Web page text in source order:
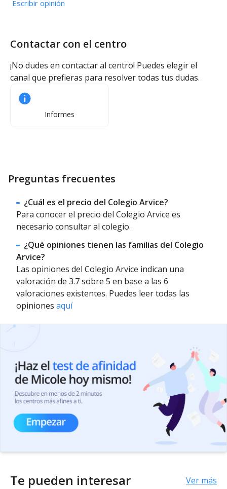
Escribir opinión
Contactar con el centro
¡No dudes en contactar al centro! Puedes elegir el
canal que prefieras para resolver todas tus dudas.
Informes
Preguntas frecuentes
¿Cuál es el precio del Colegio Arvice?
Para conocer el precio del Colegio Arvice es
necesario consultar al colegio.
¿Qué opiniones tienen las familias del Colegio
Arvice?
Las opiniones del Colegio Arvice indican una
valoración de 3.7 sobre 5 en base a las 6
valoraciones existentes. Puedes leer todas las
opiniones aquí
Te pueden interesar Ver más